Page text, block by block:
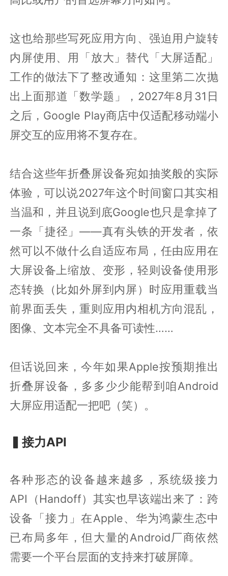
这也给那些写死应用方向、强迫用户旋转
内屏使用、用「放大」替代「大屏适配」
工作的做法下了整改通知：这里第二次抛
出上面那道「数学题」，2027年8月31日
之后，Google Play商店中仅适配移动端小
屏交互的应用将不复存在。
结合这些年折叠屏设备宛如抽奖般的实际
体验，可以说2027年这个时间窗口其实相
当温和，并且说到底Google也只是拿掉了
一条「捷径」——真有头铁的开发者，依
然可以不做什么自适应布局，任由应用在
大屏设备上缩放、变形，轻则设备使用形
态转换（比如外屏到内屏）时应用重载当
前界面丢失，重则应用内相机方向混乱，
图像、文本完全不具备可读性……
但话说回来，今年如果Apple按预期推出
折叠屏设备，多多少少能帮到咱Android
大屏应用适配一把吧（笑）。
▍接力API
各种形态的设备越来越多，系统级接力
API（Handoff）其实也早该端出来了：跨
设备「接力」在Apple、华为鸿蒙生态中
已布局多年，但大量的Android厂商依然
需要一个平台层面的支持来打破屏障。